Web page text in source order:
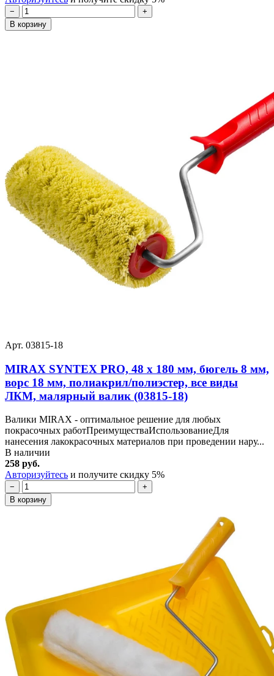
−
+
В корзину
Арт. 03815-18
MIRAX SYNTEX PRO, 48 х 180 мм, бюгель 8 мм,
ворс 18 мм, полиакрил/полиэстер, все виды
ЛКМ, малярный валик (03815-18)
Валики MIRAX - оптимальное решение для любых
покрасочных работПреимуществаИспользованиеДля
нанесения лакокрасочных материалов при проведении нару...
В наличии
258 руб.
Авторизуйтесь и получите скидку 5%
−
+
В корзину